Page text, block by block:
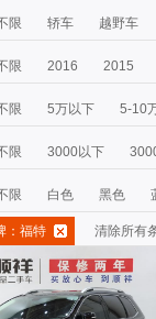
限 轿车 越野车
限 2016 2015
限 5万以下 5-10
限 3000以下
限 白色 黑色
：福特 清除所有